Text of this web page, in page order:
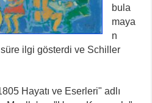
bula
maya
n
ilgi gösterdi ve Schiller
Hayatı ve Eserleri" adlı